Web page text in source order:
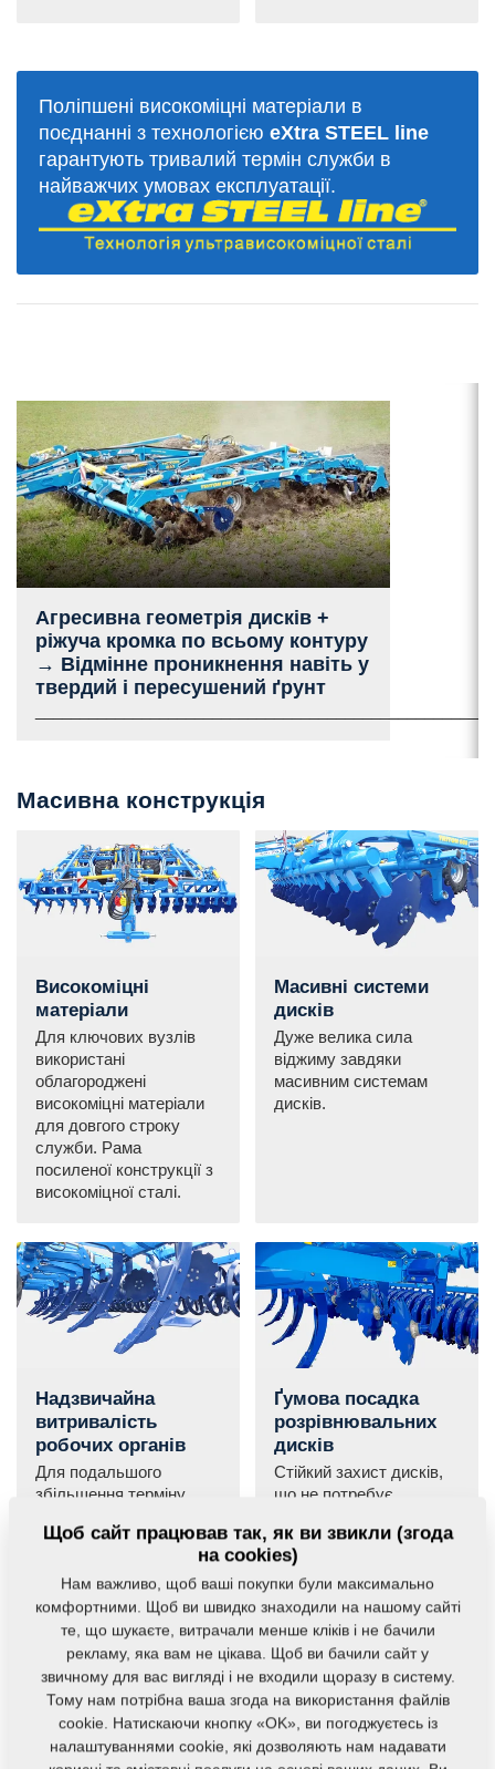
Поліпшені високоміцні матеріали в
поєднанні з технологією eXtra STEEL line
гарантують тривалий термін служби в
найважчих умовах експлуатації.
Агресивна геометрія дисків +
ріжуча кромка по всьому контуру
→ Відмінне проникнення навіть у
твердий і пересушений ґрунт
Масивна конструкція
Високоміцні
матеріали
Для ключових вузлів
використані
облагороджені
високоміцні матеріали
для довгого строку
служби. Рама
посиленої конструкції з
високоміцної сталі.
Масивні системи
дисків
Дуже велика сила
віджиму завдяки
масивним системам
дисків.
Надзвичайна
витривалість
робочих органів
Для подальшого
збільшення терміну
частину лемеша
встановлені додаткові
пластини з
твердосплаву або
навари з твердосплаву.
Ґумова посадка
розрівнювальних
дисків
Стійкий захист дисків,
що не потребує
Щоб сайт працював так, як ви звикли (згода
на cookies)
Нам важливо, щоб ваші покупки були максимально
комфортними. Щоб ви швидко знаходили на нашому сайті
те, що шукаєте, витрачали менше кліків і не бачили
рекламу, яка вам не цікава. Щоб ви бачили сайт у
звичному для вас вигляді і не входили щоразу в систему.
Тому нам потрібна ваша згода на використання файлів
cookie. Натискаючи кнопку «OK», ви погоджуєтесь із
налаштуваннями cookie, які дозволяють нам надавати